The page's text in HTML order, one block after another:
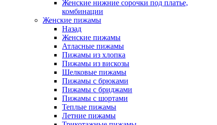
Женские нижние сорочки под платье,
комбинации
Женские пижамы
Назад
Женские пижамы
Атласные пижамы
Пижамы из хлопка
Пижамы из вискозы
Шелковые пижамы
Пижамы с брюками
Пижамы с бриджами
Пижамы с шортами
Теплые пижамы
Летние пижамы